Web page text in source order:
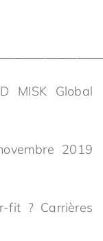
MISK Global
2019
fit ? Carrières